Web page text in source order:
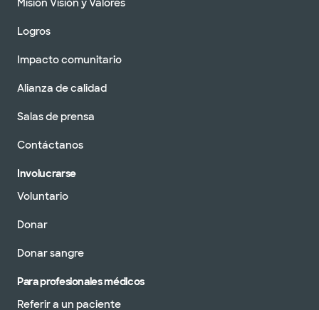
Misión Visión y Valores
Logros
Impacto comunitario
Alianza de calidad
Salas de prensa
Contáctanos
Involucrarse
Voluntario
Donar
Donar sangre
Para profesionales médicos
Referir a un paciente